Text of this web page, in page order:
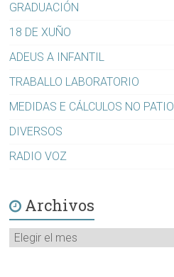
GRADUACIÓN
18 DE XUÑO
ADEUS A INFANTIL
TRABALLO LABORATORIO
MEDIDAS E CÁLCULOS NO PATIO
DIVERSOS
RADIO VOZ
Archivos
Archivos